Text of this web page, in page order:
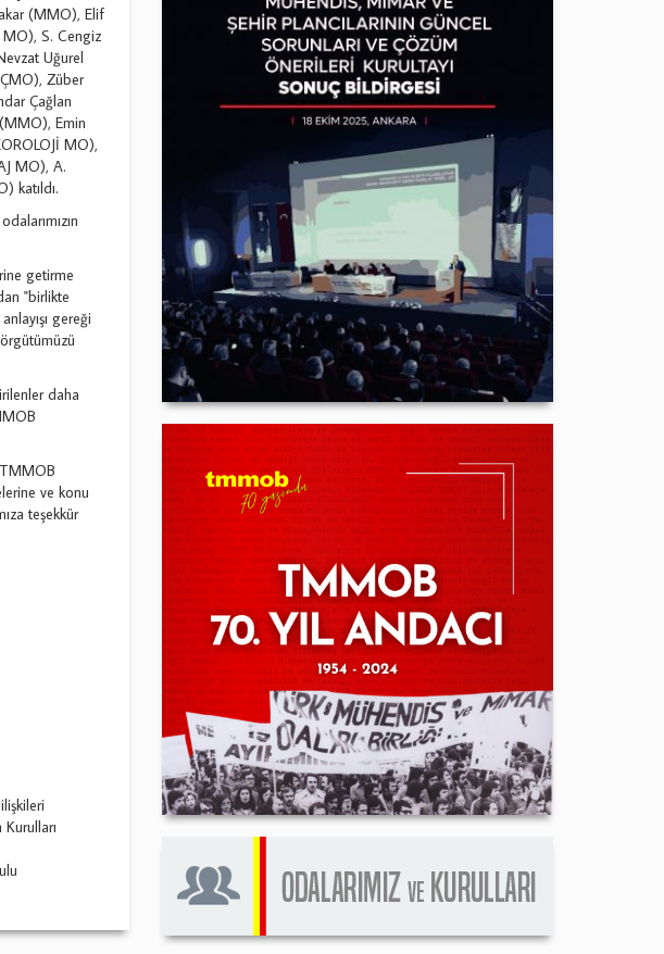
(MMO), Elif
MO), S. Cengiz
Uğurel
Züber
Çağlan
Emin
MO),
MO), A.
katıldı.
getirme
"birlikte
gereği
daha
ve konu
teşekkür